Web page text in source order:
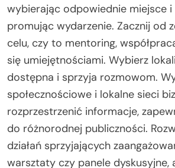
wybierając odpowiednie miejsce i
promując wydarzenie. Zacznij od
celu, czy to mentoring,
się umiejętnościami. Wybierz
dostępna i sprzyja rozmowom.
społecznościowe i lokalne sieci
rozprzestrzenić informacje,
do różnorodnej publiczności.
działań sprzyjających
warsztaty czy panele dyskusyjne,